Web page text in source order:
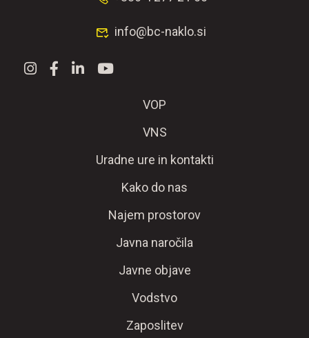
info@bc-naklo.si
VOP
VNS
Uradne ure in kontakti
Kako do nas
Najem prostorov
Javna naročila
Javne objave
Vodstvo
Zaposlitev